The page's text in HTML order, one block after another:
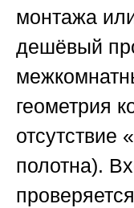
монтажа
дешёвый
геометрия
отсутствие
полотна).